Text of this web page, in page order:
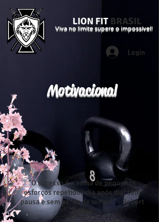
LION FIT BRASIL
Viva no limite supere o impossível!
Login
Motivacional
"O sucesso é a soma de pequenos
esforços repetidos dia após dia, sem
pausa e sem perda de tempo." - Robert
Collier